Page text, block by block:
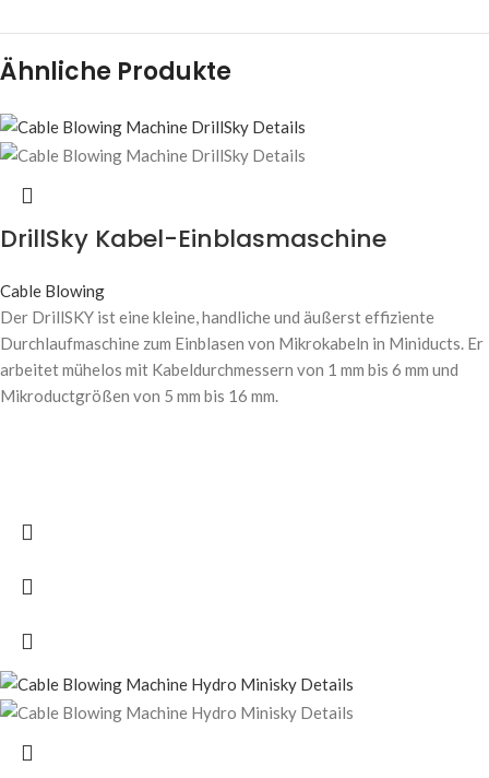
Ähnliche Produkte
DrillSky Kabel-Einblasmaschine
Cable Blowing
Der DrillSKY ist eine kleine, handliche und äußerst effiziente
Durchlaufmaschine zum Einblasen von Mikrokabeln in Miniducts. Er
arbeitet mühelos mit Kabeldurchmessern von 1 mm bis 6 mm und
Mikroductgrößen von 5 mm bis 16 mm.